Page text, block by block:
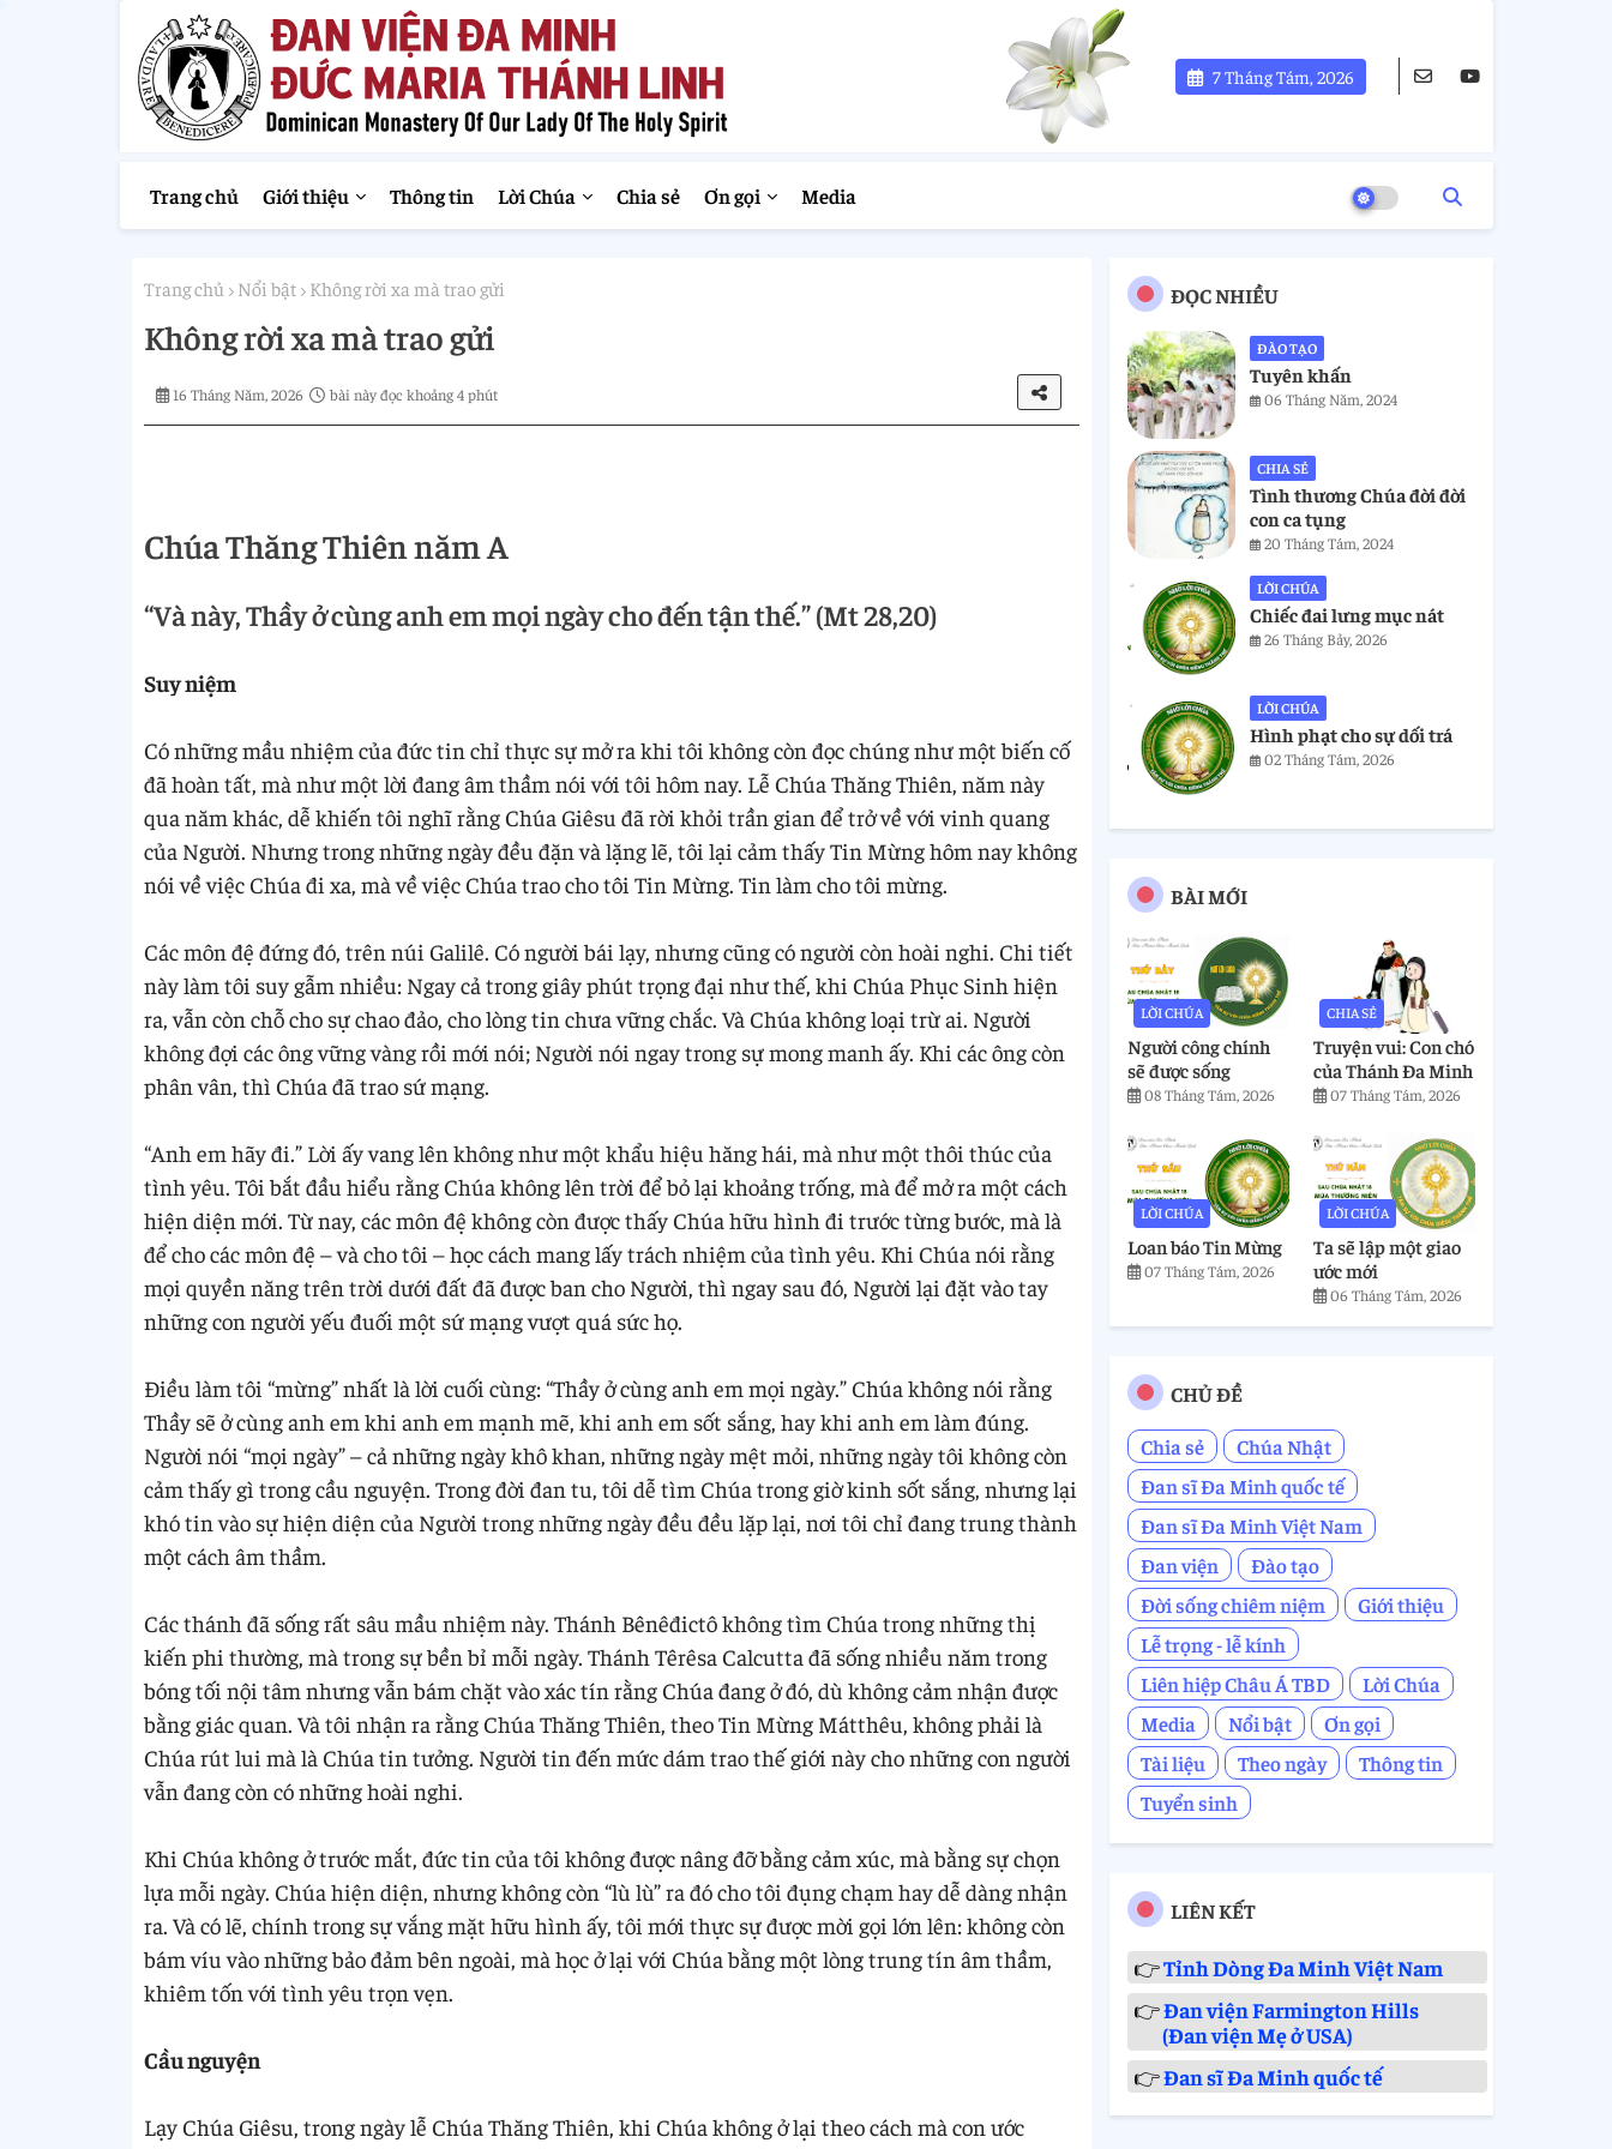
7 Tháng Tám, 2026
Trang chủ Giới thiệu Thông tin Lời Chúa Chia sẻ Ơn gọi Media
Trang chủ Nổi bật Không rời xa mà trao gửi
Không rời xa mà trao gửi
16 Tháng Năm, 2026 bài này đọc khoảng 4 phút
Chúa Thăng Thiên năm A
“Và này, Thầy ở cùng anh em mọi ngày cho đến tận thế.” (Mt 28,20)
Suy niệm
Có những mầu nhiệm của đức tin chỉ thực sự mở ra khi tôi không còn đọc chúng như một biến cố
đã hoàn tất, mà như một lời đang âm thầm nói với tôi hôm nay. Lễ Chúa Thăng Thiên, năm này
qua năm khác, dễ khiến tôi nghĩ rằng Chúa Giêsu đã rời khỏi trần gian để trở về với vinh quang
của Người. Nhưng trong những ngày đều đặn và lặng lẽ, tôi lại cảm thấy Tin Mừng hôm nay không
nói về việc Chúa đi xa, mà về việc Chúa trao cho tôi Tin Mừng. Tin làm cho tôi mừng.
Các môn đệ đứng đó, trên núi Galilê. Có người bái lạy, nhưng cũng có người còn hoài nghi. Chi tiết
này làm tôi suy gẫm nhiều: Ngay cả trong giây phút trọng đại như thế, khi Chúa Phục Sinh hiện
ra, vẫn còn chỗ cho sự chao đảo, cho lòng tin chưa vững chắc. Và Chúa không loại trừ ai. Người
không đợi các ông vững vàng rồi mới nói; Người nói ngay trong sự mong manh ấy. Khi các ông còn
phân vân, thì Chúa đã trao sứ mạng.
“Anh em hãy đi.” Lời ấy vang lên không như một khẩu hiệu hăng hái, mà như một thôi thúc của
tình yêu. Tôi bắt đầu hiểu rằng Chúa không lên trời để bỏ lại khoảng trống, mà để mở ra một cách
hiện diện mới. Từ nay, các môn đệ không còn được thấy Chúa hữu hình đi trước từng bước, mà là
để cho các môn đệ – và cho tôi – học cách mang lấy trách nhiệm của tình yêu. Khi Chúa nói rằng
mọi quyền năng trên trời dưới đất đã được ban cho Người, thì ngay sau đó, Người lại đặt vào tay
những con người yếu đuối một sứ mạng vượt quá sức họ.
Điều làm tôi “mừng” nhất là lời cuối cùng: “Thầy ở cùng anh em mọi ngày.” Chúa không nói rằng
Thầy sẽ ở cùng anh em khi anh em mạnh mẽ, khi anh em sốt sắng, hay khi anh em làm đúng.
Người nói “mọi ngày” – cả những ngày khô khan, những ngày mệt mỏi, những ngày tôi không còn
cảm thấy gì trong cầu nguyện. Trong đời đan tu, tôi dễ tìm Chúa trong giờ kinh sốt sắng, nhưng lại
khó tin vào sự hiện diện của Người trong những ngày đều đều lặp lại, nơi tôi chỉ đang trung thành
một cách âm thầm.
Các thánh đã sống rất sâu mầu nhiệm này. Thánh Bênêđictô không tìm Chúa trong những thị
kiến phi thường, mà trong sự bền bỉ mỗi ngày. Thánh Têrêsa Calcutta đã sống nhiều năm trong
bóng tối nội tâm nhưng vẫn bám chặt vào xác tín rằng Chúa đang ở đó, dù không cảm nhận được
bằng giác quan. Và tôi nhận ra rằng Chúa Thăng Thiên, theo Tin Mừng Mátthêu, không phải là
Chúa rút lui mà là Chúa tin tưởng. Người tin đến mức dám trao thế giới này cho những con người
vẫn đang còn có những hoài nghi.
Khi Chúa không ở trước mắt, đức tin của tôi không được nâng đỡ bằng cảm xúc, mà bằng sự chọn
lựa mỗi ngày. Chúa hiện diện, nhưng không còn “lù lù” ra đó cho tôi đụng chạm hay dễ dàng nhận
ra. Và có lẽ, chính trong sự vắng mặt hữu hình ấy, tôi mới thực sự được mời gọi lớn lên: không còn
bám víu vào những bảo đảm bên ngoài, mà học ở lại với Chúa bằng một lòng trung tín âm thầm,
khiêm tốn với tình yêu trọn vẹn.
Cầu nguyện
Lạy Chúa Giêsu, trong ngày lễ Chúa Thăng Thiên, khi Chúa không ở lại theo cách mà con ước
ĐỌC NHIỀU
ĐÀO TẠO
Tuyên khấn
06 Tháng Năm, 2024
CHIA SẺ
Tình thương Chúa đời đời
con ca tụng
20 Tháng Tám, 2024
LỜI CHÚA
Chiếc đai lưng mục nát
26 Tháng Bảy, 2026
LỜI CHÚA
Hình phạt cho sự dối trá
02 Tháng Tám, 2026
BÀI MỚI
LỜI CHÚA
Người công chính
sẽ được sống
08 Tháng Tám, 2026
CHIA SẺ
Truyện vui: Con chó
của Thánh Đa Minh
07 Tháng Tám, 2026
LỜI CHÚA
Loan báo Tin Mừng
07 Tháng Tám, 2026
LỜI CHÚA
Ta sẽ lập một giao
ước mới
06 Tháng Tám, 2026
CHỦ ĐỀ
Chia sẻ
Chúa Nhật
Đan sĩ Đa Minh quốc tế
Đan sĩ Đa Minh Việt Nam
Đan viện
Đào tạo
Đời sống chiêm niệm
Giới thiệu
Lễ trọng - lễ kính
Liên hiệp Châu Á TBD
Lời Chúa
Media
Nổi bật
Ơn gọi
Tài liệu
Theo ngày
Thông tin
Tuyển sinh
LIÊN KẾT
👉Tỉnh Dòng Đa Minh Việt Nam
👉Đan viện Farmington Hills
(Đan viện Mẹ ở USA)
👉Đan sĩ Đa Minh quốc tế